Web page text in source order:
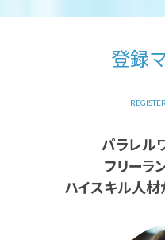
登録
パラレル
フリーラ
ハイスキル人材